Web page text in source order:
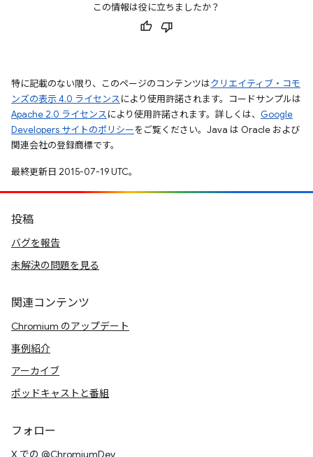
この情報は役に立ちましたか？
特に記載のない限り、このページのコンテンツはクリエイティブ・コモ
ンズの表示 4.0 ライセンスにより使用許諾されます。コードサンプルは
Apache 2.0 ライセンスにより使用許諾されます。詳しくは、 Google
Developers サイトのポリシーをご覧ください。Java は Oracle および
関連会社の登録商標です。
最終更新日 2015-07-19 UTC。
投稿
バグを報告
未解決の問題を見る
関連コンテンツ
Chromium のアップデート
事例紹介
アーカイブ
ポッドキャストと番組
フォロー
X での @ChromiumDev